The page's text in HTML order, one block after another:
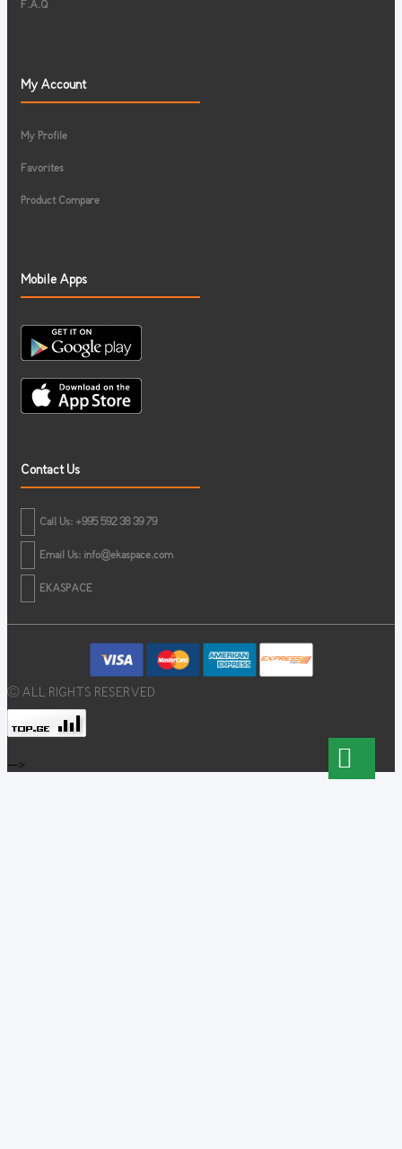
F.A.Q
My Account
My Profile
Favorites
Product Compare
Mobile Apps
Contact Us
Call Us: +995 592 38 39 79
Email Us: info@ekaspace.com
EKASPACE
© ALL RIGHTS RESERVED
-->